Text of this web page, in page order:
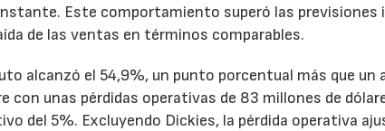
Este comportamiento superó las previsiones
de las ventas en términos comparables.
alcanzó el 54,9%, un punto porcentual más que un
unas pérdidas operativas de 83 millones de
del 5%. Excluyendo Dickies, la pérdida operativa